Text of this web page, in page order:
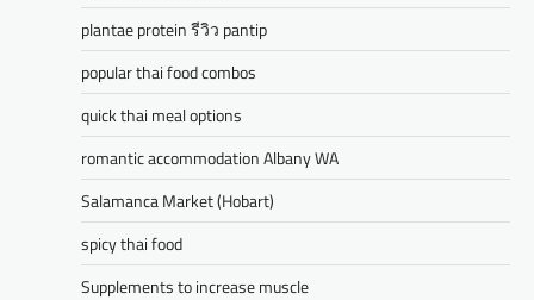
plantae protein รีวิว pantip
popular thai food combos
quick thai meal options
romantic accommodation Albany WA
Salamanca Market (Hobart)
spicy thai food
Supplements to increase muscle